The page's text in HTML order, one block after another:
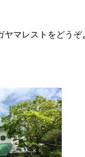
マレストをどうぞ